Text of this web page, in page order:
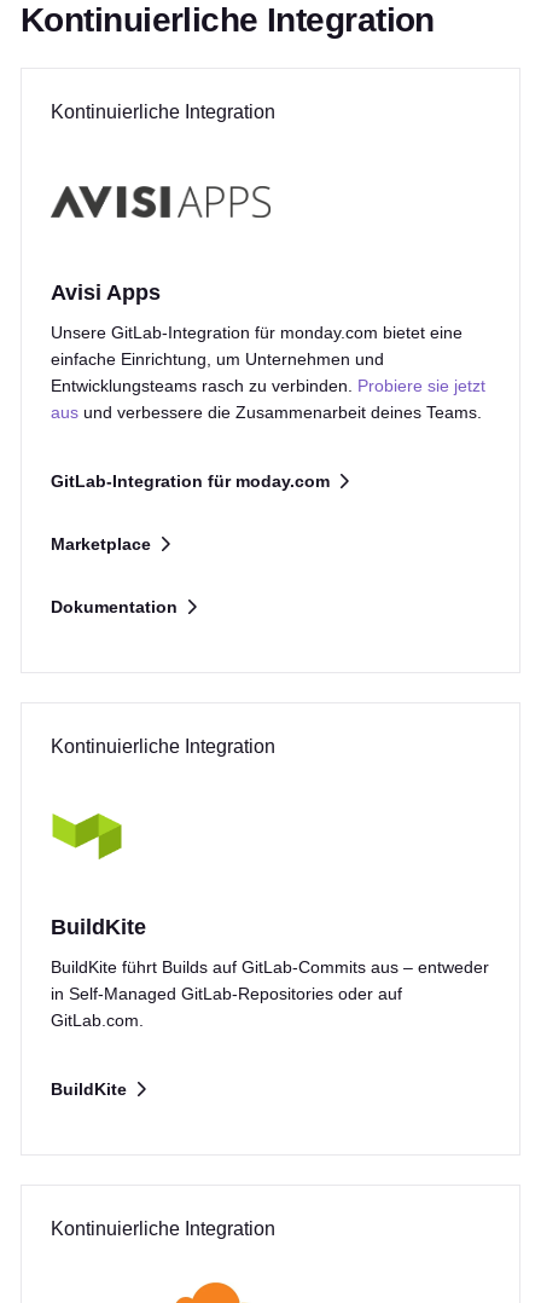
Kontinuierliche Integration
Kontinuierliche Integration
Avisi Apps
Unsere GitLab-Integration für monday.com bietet eine
einfache Einrichtung, um Unternehmen und
Entwicklungsteams rasch zu verbinden. Probiere sie jetzt
aus und verbessere die Zusammenarbeit deines Teams.
Dokumentation
Marketplace
GitLab-Integration für moday.com
Kontinuierliche Integration
BuildKite
BuildKite führt Builds auf GitLab-Commits aus – entweder
in Self-Managed GitLab-Repositories oder auf
GitLab.com.
BuildKite
Kontinuierliche Integration